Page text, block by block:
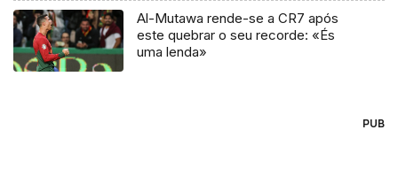
Al-Mutawa rende-se a CR7 após
este quebrar o seu recorde: «És
uma lenda»
PUB